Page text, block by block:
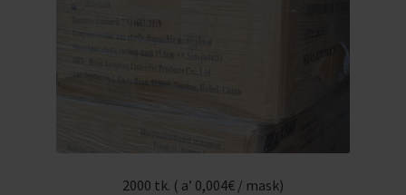
2000 tk. ( a’ 0,004€ / mask)